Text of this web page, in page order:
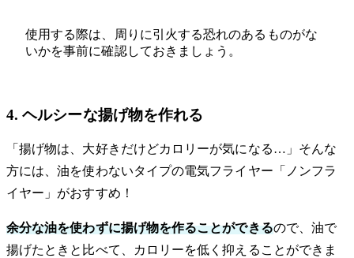
使用する際は、周りに引火する恐れのあるものがな
いかを事前に確認しておきましょう。
4. ヘルシーな揚げ物を作れる
「揚げ物は、大好きだけどカロリーが気になる…」そんな
方には、油を使わないタイプの電気フライヤー「ノンフラ
イヤー」がおすすめ！
余分な油を使わずに揚げ物を作ることができるので、油で
揚げたときと比べて、カロリーを低く抑えることができま